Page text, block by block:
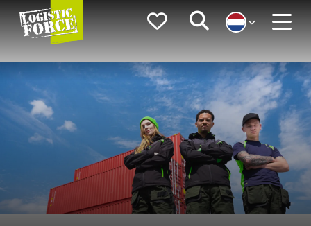
Logistic
Force
FavorietenZoeken